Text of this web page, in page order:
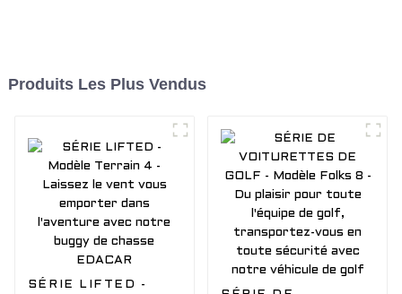
Produits Les Plus Vendus
SÉRIE LIFTED -